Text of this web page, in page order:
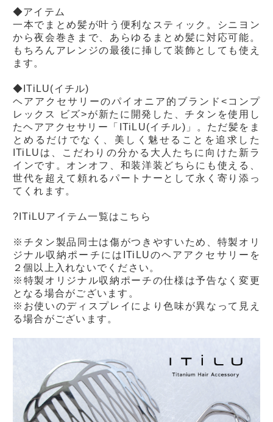
◆アイテム
一本でまとめ髪が叶う便利なスティック。シニヨン
から夜会巻きまで、あらゆるまとめ髪に対応可能。
もちろんアレンジの最後に挿して装飾としても使え
ます。
◆ITiLU(イチル)
ヘアアクセサリーのパイオニア的ブランド<コンプ
レックス ビズ>が新たに開発した、チタンを使用し
たヘアアクセサリー「ITiLU(イチル)」。ただ髪をま
とめるだけでなく、美しく魅せることを追求した
ITiLUは、こだわりの分かる大人たちに向けた新ラ
インです。オンオフ、和装洋装どちらにも使える、
世代を超えて頼れるパートナーとして永く寄り添っ
てくれます。
?ITiLUアイテム一覧はこちら
※チタン製品同士は傷がつきやすいため、特製オリ
ジナル収納ポーチにはITiLUのヘアアクセサリーを
２個以上入れないでください。
※特製オリジナル収納ポーチの仕様は予告なく変更
となる場合がございます。
※お使いのディスプレイにより色味が異なって見え
る場合がございます。